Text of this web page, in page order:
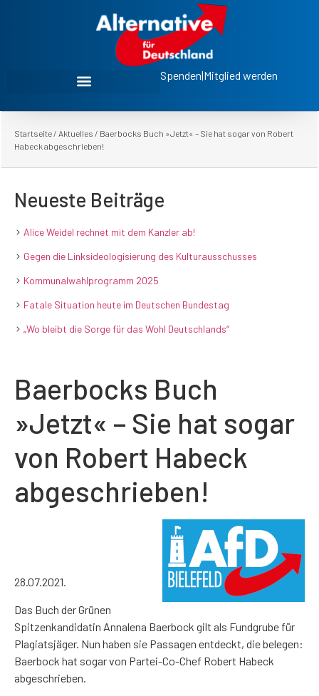
Spenden|Mitglied werden
Startseite / Aktuelles / Baerbocks Buch »Jetzt« – Sie hat sogar von Robert
Habeck abgeschrieben!
Neueste Beiträge
Alice Weidel rechnet mit dem Kanzler ab!
Gegen die Linksideologisierung des Kulturausschusses
Kommunalwahlprogramm 2025
Fatale Situation heute im Deutschen Bundestag
„Wo bleibt die Sorge für das Wohl Deutschlands“
Baerbocks Buch
»Jetzt« – Sie hat sogar
von Robert Habeck
abgeschrieben!
28.07.2021.
Das Buch der Grünen
Spitzenkandidatin Annalena Baerbock gilt als Fundgrube für
Plagiatsjäger. Nun haben sie Passagen entdeckt, die belegen:
Baerbock hat sogar von Partei-Co-Chef Robert Habeck
abgeschrieben.